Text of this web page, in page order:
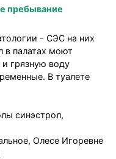
пребывание
- СЭС на них
в палатах моют
грязную воду
В туалете
синэстрол,
Олесе Игоревне